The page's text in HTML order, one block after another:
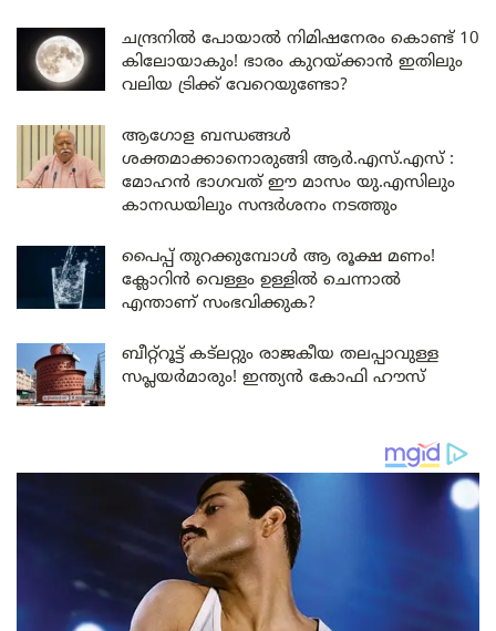
ചന്ദ്രനിൽ പോയാൽ നിമിഷനേരം കൊണ്ട് 10
കിലോയാകും! ഭാരം കുറയ്ക്കാൻ ഇതിലും
വലിയ ട്രിക്ക് വേറെയുണ്ടോ?
ആഗോള ബന്ധങ്ങൾ
ശക്തമാക്കാനൊരുങ്ങി ആർ.എസ്.എസ് :
മോഹൻ ഭാഗവത് ഈ മാസം യു.എസിലും
കാനഡയിലും സന്ദർശനം നടത്തും
പൈപ്പ് തുറക്കുമ്പോൾ ആ രൂക്ഷ മണം!
ക്ലോറിൻ വെള്ളം ഉള്ളിൽ ചെന്നാൽ
എന്താണ് സംഭവിക്കുക?
ബീറ്റ്‌റൂട്ട് കട്‌ലറ്റും രാജകീയ തലപ്പാവുള്ള
സപ്ലയർമാരും! ഇന്ത്യൻ കോഫി ഹൗസ്